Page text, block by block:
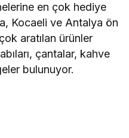
en çok hediye
Kocaeli ve Antalya ön
aratılan ürünler
çantalar, kahve
bulunuyor.